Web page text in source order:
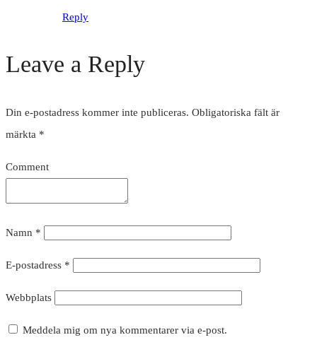
Reply
Leave a Reply
Din e-postadress kommer inte publiceras. Obligatoriska fält är
märkta *
Comment
Namn *
E-postadress *
Webbplats
Meddela mig om nya kommentarer via e-post.